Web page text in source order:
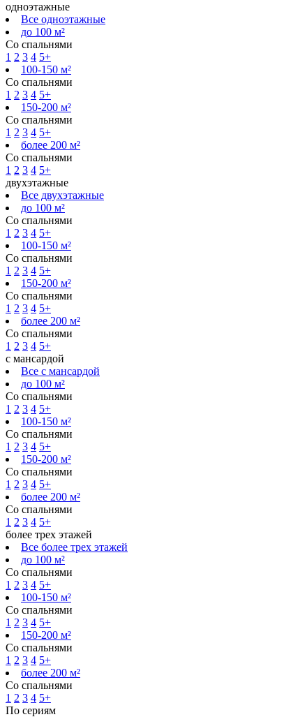
одноэтажные
Все одноэтажные
до 100 м²
Со спальнями
1 2 3 4 5+
100-150 м²
Со спальнями
1 2 3 4 5+
150-200 м²
Со спальнями
1 2 3 4 5+
более 200 м²
Со спальнями
1 2 3 4 5+
двухэтажные
Все двухэтажные
до 100 м²
Со спальнями
1 2 3 4 5+
100-150 м²
Со спальнями
1 2 3 4 5+
150-200 м²
Со спальнями
1 2 3 4 5+
более 200 м²
Со спальнями
1 2 3 4 5+
с мансардой
Все с мансардой
до 100 м²
Со спальнями
1 2 3 4 5+
100-150 м²
Со спальнями
1 2 3 4 5+
150-200 м²
Со спальнями
1 2 3 4 5+
более 200 м²
Со спальнями
1 2 3 4 5+
более трех этажей
Все более трех этажей
до 100 м²
Со спальнями
1 2 3 4 5+
100-150 м²
Со спальнями
1 2 3 4 5+
150-200 м²
Со спальнями
1 2 3 4 5+
более 200 м²
Со спальнями
1 2 3 4 5+
По сериям